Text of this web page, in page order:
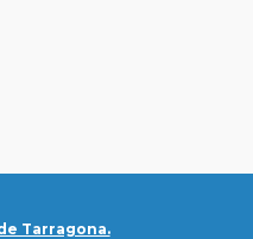
Tarragona.